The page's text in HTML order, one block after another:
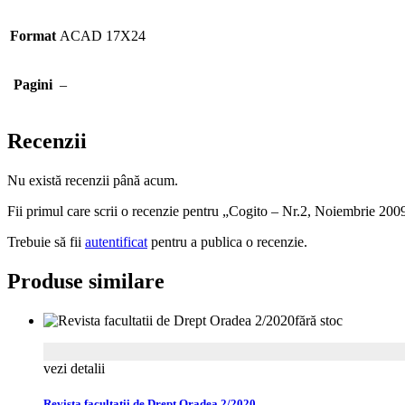
Format ACAD 17X24
Pagini –
Recenzii
Nu există recenzii până acum.
Fii primul care scrii o recenzie pentru „Cogito – Nr.2, Noiembrie
Trebuie să fii autentificat pentru a publica o recenzie.
Produse similare
fără stoc
vezi detalii